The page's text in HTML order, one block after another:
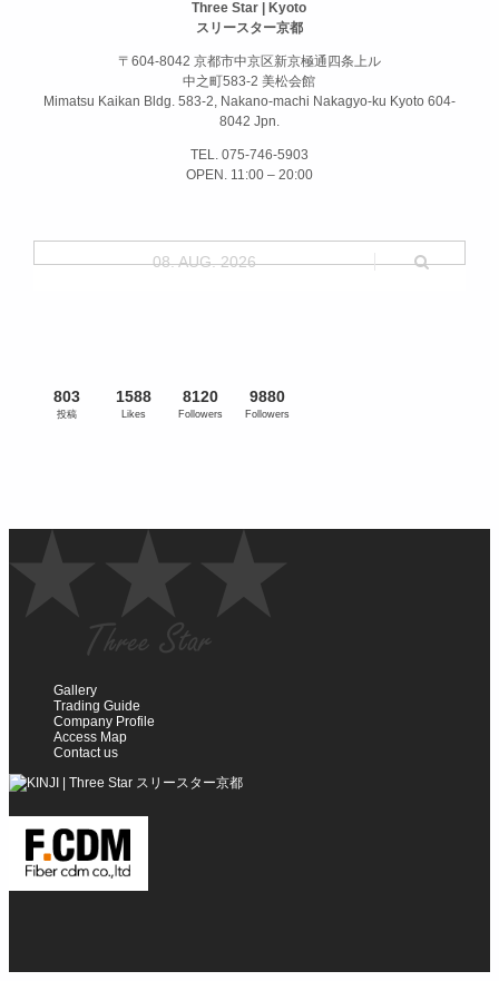
Three Star | Kyoto
スリースター京都
〒604-8042 京都市中京区新京極通四条上ル
中之町583-2 美松会館
Mimatsu Kaikan Bldg. 583-2, Nakano-machi Nakagyo-ku Kyoto 604-
8042 Jpn.
TEL. 075-746-5903
OPEN. 11:00 – 20:00
08. AUG. 2026
803
投稿
1588
Likes
8120
Followers
9880
Followers
Gallery
Trading Guide
Company Profile
Access Map
Contact us